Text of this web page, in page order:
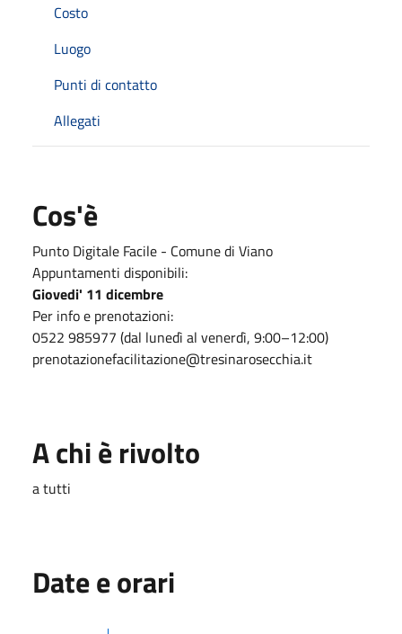
Costo
Luogo
Punti di contatto
Allegati
Cos'è
Punto Digitale Facile - Comune di Viano
Appuntamenti disponibili:
Giovedi' 11 dicembre
Per info e prenotazioni:
0522 985977 (dal lunedì al venerdì, 9:00–12:00)
prenotazionefacilitazione@tresinarosecchia.it
A chi è rivolto
a tutti
Date e orari